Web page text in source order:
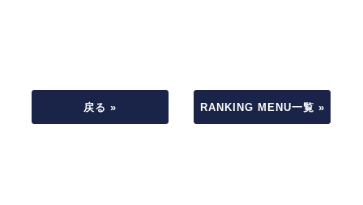
戻る » RANKING MENU一覧 »